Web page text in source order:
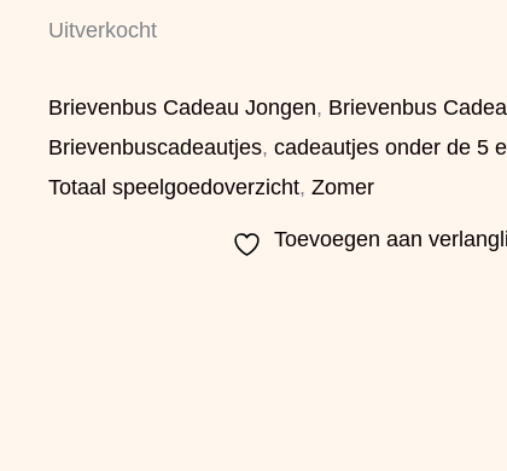
Uitverkocht
Brievenbus Cadeau Jongen, Brievenbus
Brievenbuscadeautjes, cadeautjes onder de 5
Totaal speelgoedoverzicht, Zomer
Toevoegen aan